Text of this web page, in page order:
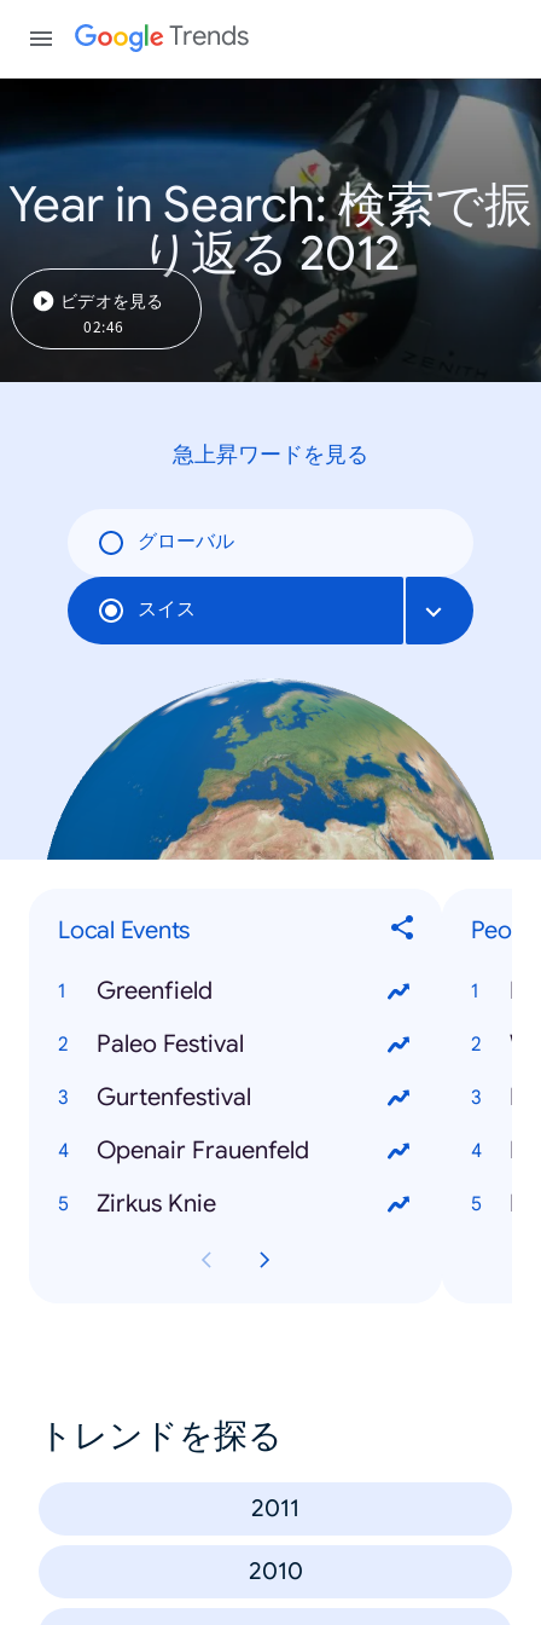
Trends
Year in Search: 検索で振
り返る 2012
ビデオを見る
02:46
急上昇ワードを見る
グローバル
スイス
Local Events
Greenfield
Paleo Festival
Gurtenfestival
Openair Frauenfeld
Zirkus Knie
トレンドを探る
2011
2010